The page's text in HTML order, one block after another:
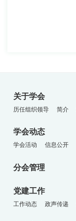
关于学会
历任组织领导 简介
学会动态
学会活动 信息公开
分会管理
党建工作
工作动态 政声传递